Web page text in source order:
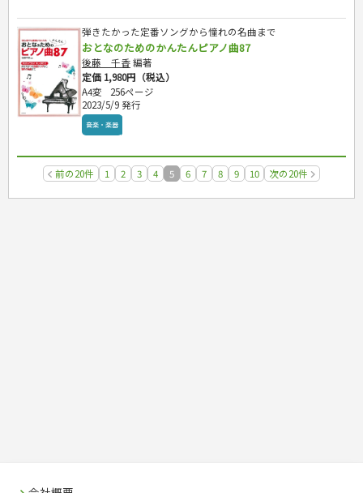
弾きたかった定番ソングから憧れの名曲まで
おとなのためのかんたんピアノ曲87
後藤 千香編著
定価 1,980円（税込）
A4変
256ページ
2023/5/9 発行
音楽・楽器
前の20件 1 2 3 4 5 6 7 8 9 10 次の20件